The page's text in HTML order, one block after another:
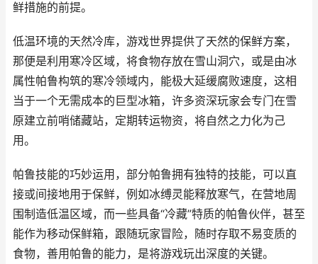
鲜措施的前提。
低温环境的天然冷库，游戏世界提供了天然的保鲜方案，
那便是利用寒冷区域，将食物存放在雪山洞穴，或是由冰
属性帕鲁构筑的寒冷领域内，能极大延缓腐败速度，这相
当于一个无需成本的巨型冰箱，许多资深玩家会专门在雪
原建立前哨储藏站，定期转运物资，将自然之力化为己
用。
帕鲁技能的巧妙运用，部分帕鲁拥有独特的技能，可以直
接或间接地用于保鲜，例如冰缚灵能释放寒气，在营地周
围制造低温区域，而一些具备“冷藏”特质的帕鲁伙伴，甚至
能作为移动保鲜箱，跟随玩家冒险，随时存取不易变质的
食物，善用帕鲁的能力，是将游戏玩出深度的关键。